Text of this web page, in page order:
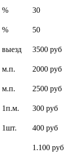
%
30
%
50
выезд
3500 руб
м.п.
2000 руб
м.п.
2500 руб
1п.м.
300 руб
1шт.
400 руб
1.100 руб